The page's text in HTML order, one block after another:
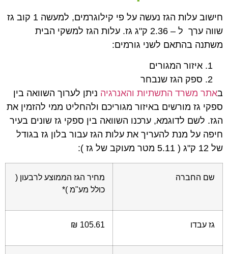
חישוב עלות הגז נעשה על פי קילוגרמים, למעשה 1 קוב גז
שווה ערך ל – 2.36 ק"ג גז. עלות הגז למשקי הבית
משתנה בהתאם לשני גורמים:
איזור המגורים
ספק הגז שנבחר
באתר משרד התשתיות והאנרגיה ניתן לערוך השוואה בין
ספקי גז מורשים באיזור מגוריכם ולהחליט ממי להזמין את
הגז. לשם לדוגמא, ערכנו השוואה בין ספקי גז שונים בעיר
חיפה על מנת להעריך את עלות הגז עבור בלון גז בגודל
של 12 ק"ג ( 5.11 מטר מעוקב של גז ):
שם החברה
מחיר הגז הממוצע לרבעון (
כולל מע"מ )*
גז עבדו 105.61 ₪